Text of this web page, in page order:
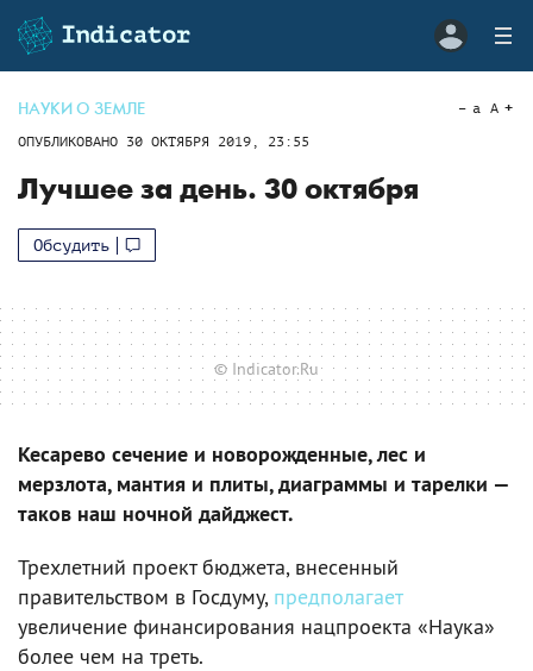
НАУКИ О ЗЕМЛЕ
ОПУБЛИКОВАНО 30 ОКТЯБРЯ 2019, 23:55
a A
Лучшее за день. 30 октября
Обсудить
© Indicator.Ru
Кесарево сечение и новорожденные, лес и
мерзлота, мантия и плиты, диаграммы и тарелки —
таков наш ночной дайджест.
Трехлетний проект бюджета, внесенный
правительством в Госдуму, предполагает
увеличение финансирования нацпроекта «Наука»
более чем на треть.